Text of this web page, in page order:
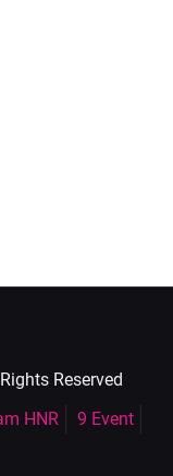
Reserved
HNR
9 Event